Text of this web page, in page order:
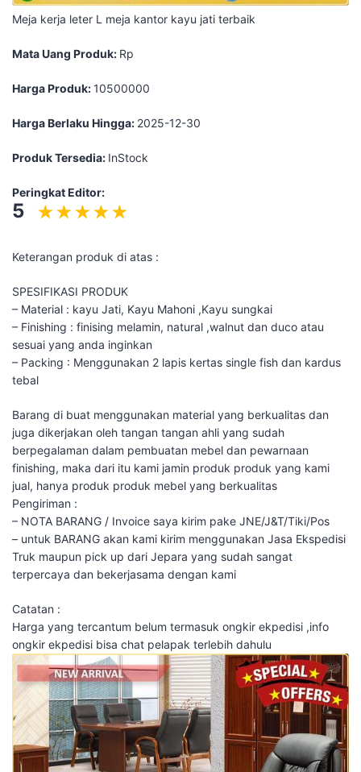
Meja kerja leter L meja kantor kayu jati terbaik
Mata Uang Produk: Rp
Harga Produk:10500000
Harga Berlaku Hingga: 2025-12-30
Produk Tersedia: InStock
Peringkat Editor:
5
Keterangan produk di atas :
SPESIFIKASI PRODUK
– Material : kayu Jati, Kayu Mahoni ,Kayu sungkai
– Finishing : finising melamin, natural ,walnut dan duco atau
sesuai yang anda inginkan
– Packing : Menggunakan 2 lapis kertas single fish dan kardus
tebal
Barang di buat menggunakan material yang berkualitas dan
juga dikerjakan oleh tangan tangan ahli yang sudah
berpegalaman dalam pembuatan mebel dan pewarnaan
finishing, maka dari itu kami jamin produk produk yang kami
jual, hanya produk produk mebel yang berkualitas
Pengiriman :
– NOTA BARANG / Invoice saya kirim pake JNE/J&T/Tiki/Pos
– untuk BARANG akan kami kirim menggunakan Jasa Ekspedisi
Truk maupun pick up dari Jepara yang sudah sangat
terpercaya dan bekerjasama dengan kami
Catatan :
Harga yang tercantum belum termasuk ongkir ekpedisi ,info
ongkir ekpedisi bisa chat pelapak terlebih dahulu